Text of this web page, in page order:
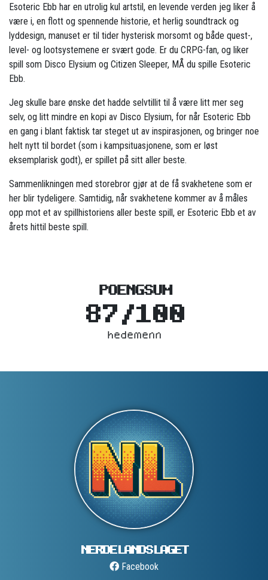
Esoteric Ebb har en utrolig kul artstil, en levende verden jeg liker å
være i, en flott og spennende historie, et herlig soundtrack og
lyddesign, manuset er til tider hysterisk morsomt og både quest-,
level- og lootsystemene er svært gode. Er du CRPG-fan, og liker
spill som Disco Elysium og Citizen Sleeper, MÅ du spille Esoteric
Ebb.
Jeg skulle bare ønske det hadde selvtillit til å være litt mer seg
selv, og litt mindre en kopi av Disco Elysium, for når Esoteric Ebb
en gang i blant faktisk tar steget ut av inspirasjonen, og bringer noe
helt nytt til bordet (som i kampsituasjonene, som er løst
eksemplarisk godt), er spillet på sitt aller beste.
Sammenlikningen med storebror gjør at de få svakhetene som er
her blir tydeligere. Samtidig, når svakhetene kommer av å måles
opp mot et av spillhistoriens aller beste spill, er Esoteric Ebb et av
årets hittil beste spill.
POENGSUM
87/100
hedemenn
NERDELANDS­LAGET
Facebook